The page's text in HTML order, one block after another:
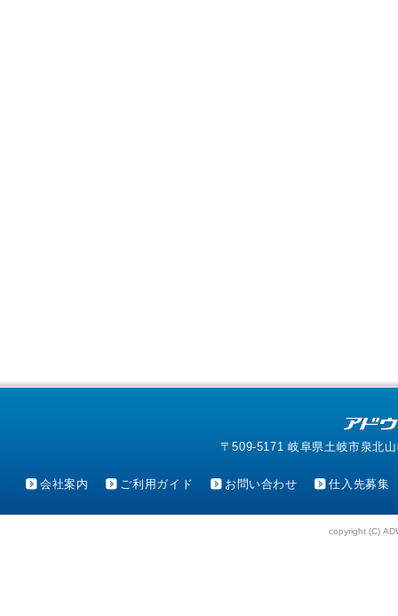
〒509-5171 岐阜県土岐市泉北
会社案内 ご利用ガイド お問い合わせ 仕入先募集
copyright (C)